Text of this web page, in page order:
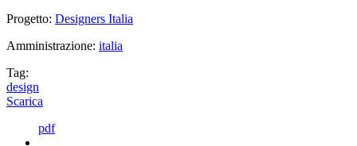
Progetto: Designers Italia
Amministrazione: italia
Tag:
design
Scarica
pdf